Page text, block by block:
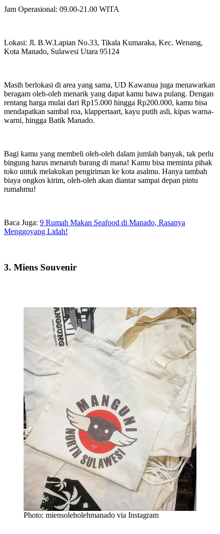
Jam Operasional: 09.00-21.00 WITA
Lokasi: Jl. B.W.Lapian No.33, Tikala Kumaraka, Kec. Wenang,
Kota Manado, Sulawesi Utara 95124
Masih berlokasi di area yang sama, UD Kawanua juga menawarkan
beragam oleh-oleh menarik yang dapat kamu bawa pulang. Dengan
rentang harga mulai dari Rp15.000 hingga Rp200.000, kamu bisa
mendapatkan sambal roa, klappertaart, kayu putih asli, kipas warna-
warni, hingga Batik Manado.
Bagi kamu yang membeli oleh-oleh dalam jumlah banyak, tak perlu
bingung harus menaruh barang di mana! Kamu bisa meminta pihak
toko untuk melakukan pengiriman ke kota asalmu. Hanya tambah
biaya ongkos kirim, oleh-oleh akan diantar sampai depan pintu
rumahmu!
Baca Juga: 9 Rumah Makan Seafood di Manado, Rasanya
Menggoyang Lidah!
3. Miens Souvenir
Photo: miensoleholehmanado via Instagram